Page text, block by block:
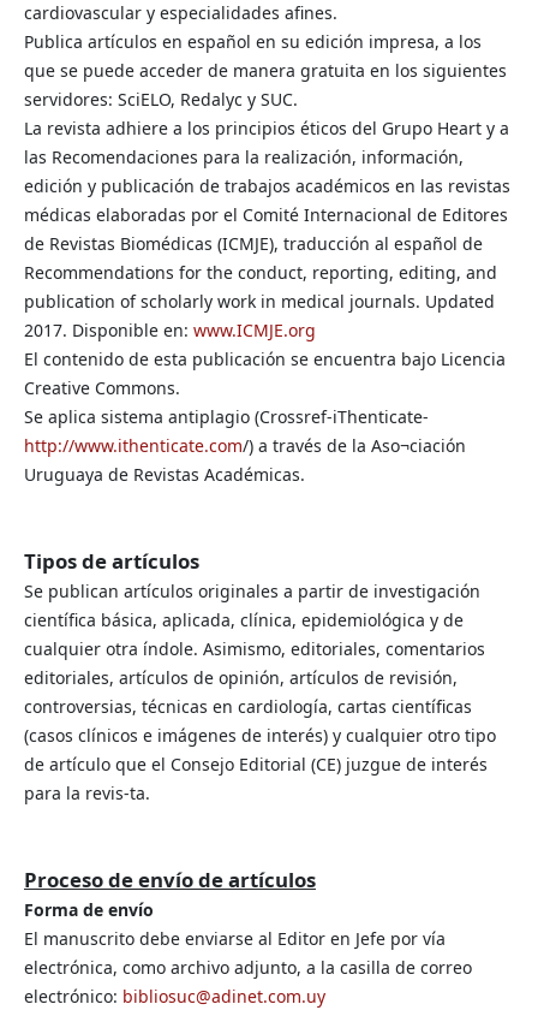
cardiovascular y especialidades afines.
Publica artículos en español en su edición impresa, a los
que se puede acceder de manera gratuita en los siguientes
servidores: SciELO, Redalyc y SUC.
La revista adhiere a los principios éticos del Grupo Heart y a
las Recomendaciones para la realización, información,
edición y publicación de trabajos académicos en las revistas
médicas elaboradas por el Comité Internacional de Editores
de Revistas Biomédicas (ICMJE), traducción al español de
Recommendations for the conduct, reporting, editing, and
publication of scholarly work in medical journals. Updated
2017. Disponible en: www.ICMJE.org
El contenido de esta publicación se encuentra bajo Licencia
Creative Commons.
Se aplica sistema antiplagio (Crossref-iThenticate-
http://www.ithenticate.com/) a través de la Aso¬ciación
Uruguaya de Revistas Académicas.
Tipos de artículos
Se publican artículos originales a partir de investigación
científica básica, aplicada, clínica, epidemiológica y de
cualquier otra índole. Asimismo, editoriales, comentarios
editoriales, artículos de opinión, artículos de revisión,
controversias, técnicas en cardiología, cartas científicas
(casos clínicos e imágenes de interés) y cualquier otro tipo
de artículo que el Consejo Editorial (CE) juzgue de interés
para la revis-ta.
Proceso de envío de artículos
Forma de envío
El manuscrito debe enviarse al Editor en Jefe por vía
electrónica, como archivo adjunto, a la casilla de correo
electrónico: bibliosuc@adinet.com.uy